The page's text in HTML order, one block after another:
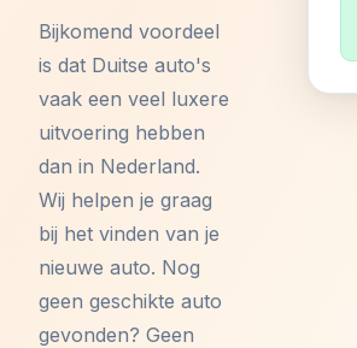
Bijkomend voordeel
is dat Duitse auto's
vaak een veel luxere
uitvoering hebben
dan in Nederland.
Wij helpen je graag
bij het vinden van je
nieuwe auto. Nog
geen geschikte auto
gevonden? Geen